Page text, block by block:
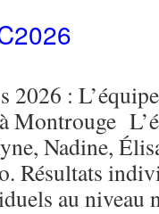
2026 :
Montrouge
Nadine,
Résultats
au